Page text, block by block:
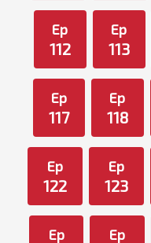
Ep
112
Ep
113
Ep
117
Ep
118
Ep
122
Ep
123
Ep Ep